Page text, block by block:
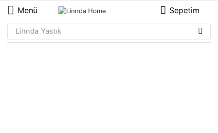
Menü Sepetim
Linnda Yastık